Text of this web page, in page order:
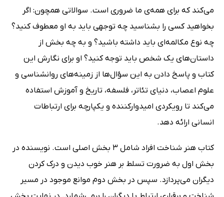
می‌کند که برای همه‌ی ما ضروری است. سوالاتی همچون: اگر
بخواهید کسی را بشناسید چه توجهی باید به او معطوف کنید؟
چه نوع مکالمه‌ای باید داشته باشید؟ و به چه بخش از
داستان‌های یک شخص باید توجه کنید؟ او برای نگارش این
کتاب و پاسخ دادن به این سؤال‌ها از زمینه‌های روانشناسی و
علوم اعصاب، دنیای تئاتر، فلسفه، تاریخ و آموزش استفاده
می‌کند تا رویکردی امیدوارکننده و یکپارچه برای ارتباطات
انسانی ارائه دهد.
کتاب هنر شناخت افراد شامل 3 بخش اصلی است. نویسنده در
بخش اول به ضرورت تسلط بر هنر خوب دیدن و درک کردن
دیگران می‌پردازد. سپس در بخش دوم موانع موجود در مسیر